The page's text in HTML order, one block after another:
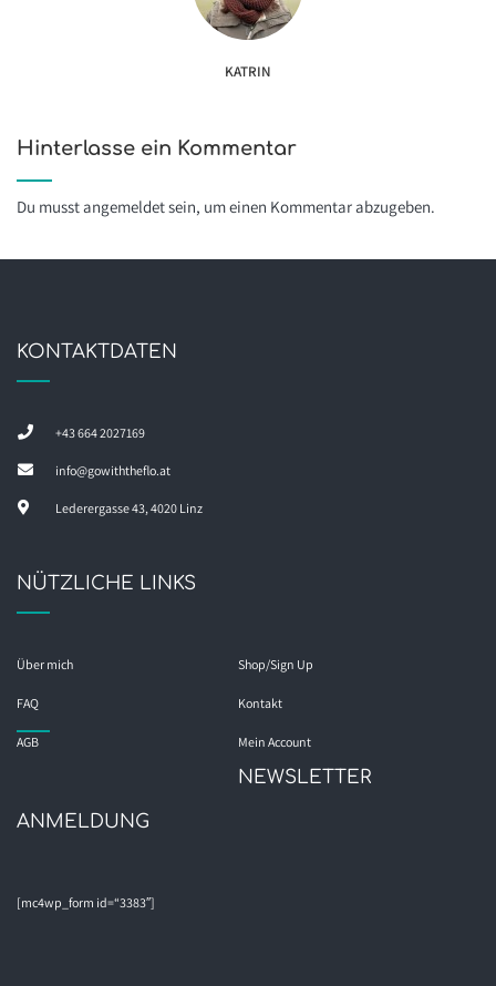
KATRIN
Hinterlasse ein Kommentar
Du musstangemeldetsein, um einen Kommentar abzugeben.
KONTAKTDATEN
+43 664 2027169
info@gowiththeflo.at
Lederergasse 43, 4020 Linz
NÜTZLICHE LINKS
Über mich Shop/Sign Up
FAQ Kontakt
AGB Mein Account
NEWSLETTER
ANMELDUNG
[mc4wp_form id=“3383″]